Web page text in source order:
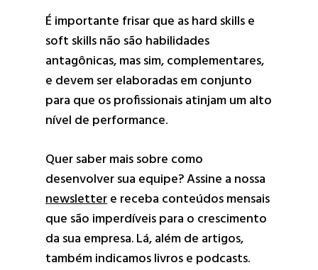
É importante frisar que as hard skills e
soft skills não são habilidades
antagônicas, mas sim, complementares,
e devem ser elaboradas em conjunto
para que os profissionais atinjam um alto
nível de performance.
Quer saber mais sobre como
desenvolver sua equipe? Assine a nossa
newslettere receba conteúdos mensais
que são imperdíveis para o crescimento
da sua empresa. Lá, além de artigos,
também indicamos livros e podcasts.